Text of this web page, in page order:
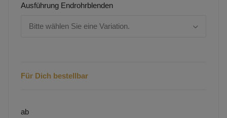
Ausführung Endrohrblenden
Bitte wählen Sie eine Variation.
Für Dich bestellbar
ab